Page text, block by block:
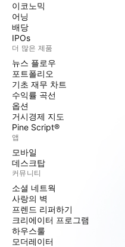
이코노믹
어닝
배당
IPOs
더 많은 제품
뉴스 플로우
포트폴리오
기초 재무 차트
수익률 곡선
옵션
거시경제 지도
Pine Script®
앱
모바일
데스크탑
커뮤니티
소셜 네트웍
사랑의 벽
프렌드 리퍼하기
크리에이터 프로그램
하우스룰
모더레이터